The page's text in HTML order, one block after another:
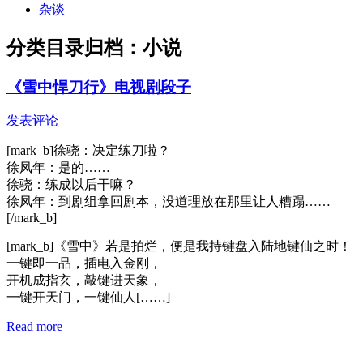
杂谈
分类目录归档： 小说
《雪中悍刀行》电视剧段子
发表评论
[mark_b]徐骁：决定练刀啦？
徐凤年：是的……
徐骁：练成以后干嘛？
徐凤年：到剧组拿回剧本，没道理放在那里让人糟蹋……
[/mark_b]
[mark_b]《雪中》若是拍烂，便是我持键盘入陆地键仙之时！
一键即一品，插电入金刚，
开机成指玄，敲键进天象，
一键开天门，一键仙人[……]
Read more